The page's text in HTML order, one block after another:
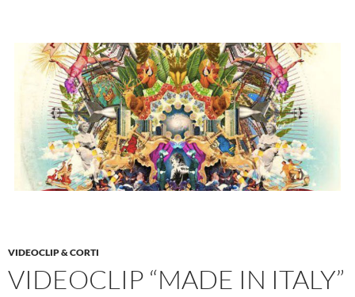
VIDEOCLIP & CORTI
VIDEOCLIP “MADE IN ITALY”